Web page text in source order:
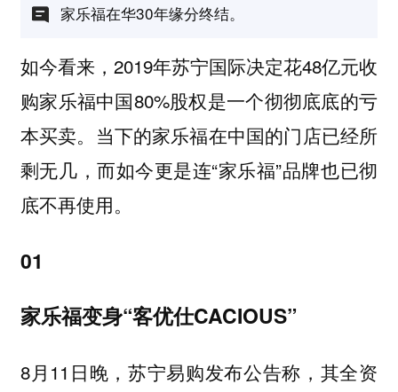
家乐福在华30年缘分终结。
如今看来，2019年苏宁国际决定花48亿元收
购家乐福中国80%股权是一个彻彻底底的亏
本买卖。当下的家乐福在中国的门店已经所
剩无几，而如今更是连“家乐福”品牌也已彻
底不再使用。
01
家乐福变身“客优仕CACIOUS”
8月11日晚，苏宁易购发布公告称，其全资